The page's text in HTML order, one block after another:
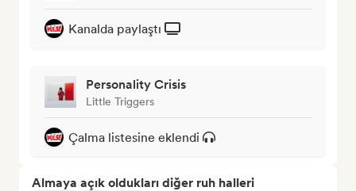
Kanalda paylaştı
Personality Crisis
Little Triggers
Çalma listesine eklendi
Almaya açık oldukları diğer ruh halleri